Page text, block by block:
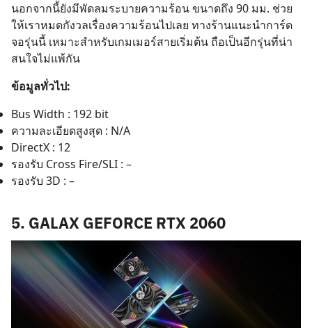
นอกจากนี้ยังมีพัดลมระบายความร้อน ขนาดถึง 90 มม. ช่วย
ให้เราหมดกังวลเรื่องความร้อนไปเลย ทางร้านแนะนำการ์ด
จอรุ่นนี้ เหมาะสำหรับเกมเมอร์สายเริ่มต้น ถือเป็นอีกรุ่นที่น่า
สนใจไม่แพ้กัน
ข้อมูลทั่วไป:
Bus Width : 192 bit
ความละเอียดสูงสุด : N/A
DirectX : 12
รองรับ Cross Fire/SLI : –
รองรับ 3D : –
5. GALAX GEFORCE RTX 2060